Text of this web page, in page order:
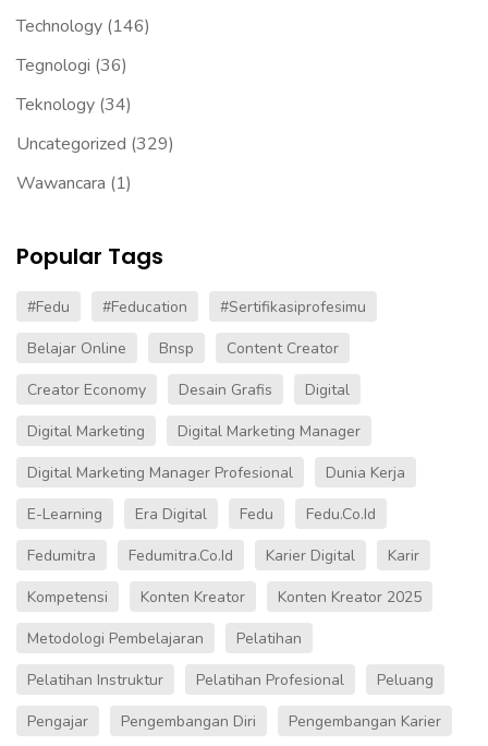
Technology (146)
Tegnologi (36)
Teknology (34)
Uncategorized (329)
Wawancara (1)
Popular Tags
#fedu #Feducation
#sertifikasiprofesimu
Belajar Online
Bnsp
Content Creator
Creator Economy
Desain Grafis
Digital
Digital Marketing
Digital Marketing Manager
Digital Marketing Manager Profesional
Dunia Kerja
E-Learning
Era Digital Fedu
Fedu.co.id
Fedumitra
Fedumitra.co.id Karier Digital
Karir
Kompetensi
Konten Kreator
Konten Kreator 2025
Metodologi Pembelajaran
Pelatihan
Pelatihan Instruktur
Pelatihan Profesional
Peluang
Pengajar
Pengembangan Diri
Pengembangan Karier